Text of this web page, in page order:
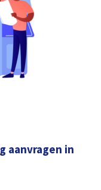
aanvragen in